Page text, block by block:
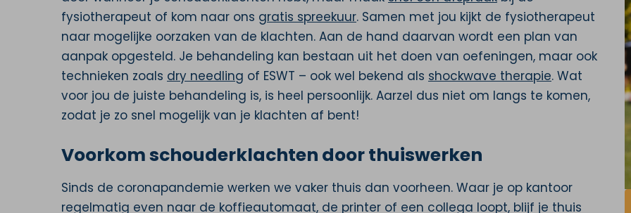
fysiotherapeut of kom naar ons gratis spreekuur. Samen met jou kijkt de fysiotherapeut
naar mogelijke oorzaken van de klachten. Aan de hand daarvan wordt een plan van
aanpak opgesteld. Je behandeling kan bestaan uit het doen van oefeningen, maar ook
technieken zoals dry needling of ESWT – ook wel bekend als shockwave therapie. Wat
voor jou de juiste behandeling is, is heel persoonlijk. Aarzel dus niet om langs te komen,
zodat je zo snel mogelijk van je klachten af bent!
Voorkom schouderklachten door thuiswerken
Sinds de coronapandemie werken we vaker thuis dan voorheen. Waar je op kantoor
regelmatig even naar de koffieautomaat, de printer of een collega loopt, blijf je thuis